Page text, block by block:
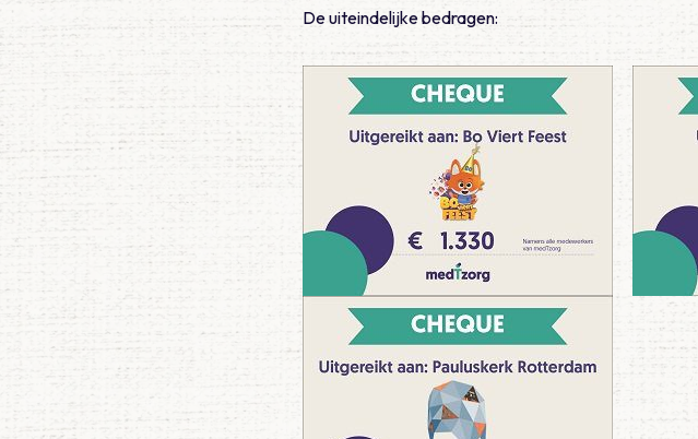
De uiteindelijke bedragen: